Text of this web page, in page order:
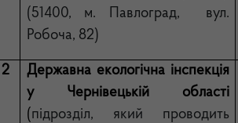
(51400, м. Павлоград, вул.
Робоча, 82)
2
Державна екологічна інспекція
у Чернівецькій області
(підрозділ, який проводить